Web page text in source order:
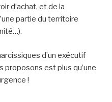
d’achat, et de la
partie du territoire
d’un exécutif
proposons est plus qu’une
!